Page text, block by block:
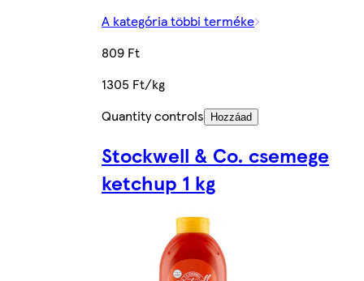
A kategória többi terméke
809 Ft
1305 Ft/kg
Quantity controls
Hozzáad
Stockwell & Co. csemege
ketchup 1 kg